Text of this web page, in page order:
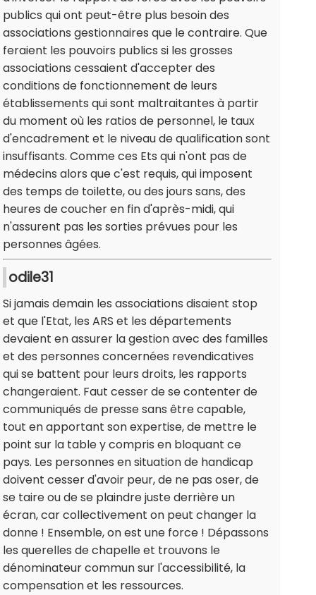
publics qui ont peut-être plus besoin des
associations gestionnaires que le contraire. Que
feraient les pouvoirs publics si les grosses
associations cessaient d'accepter des
conditions de fonctionnement de leurs
établissements qui sont maltraitantes à partir
du moment où les ratios de personnel, le taux
d'encadrement et le niveau de qualification sont
insuffisants. Comme ces Ets qui n'ont pas de
médecins alors que c'est requis, qui imposent
des temps de toilette, ou des jours sans, des
heures de coucher en fin d'après-midi, qui
n'assurent pas les sorties prévues pour les
personnes âgées.
odile31
Si jamais demain les associations disaient stop
et que l'Etat, les ARS et les départements
devaient en assurer la gestion avec des familles
et des personnes concernées revendicatives
qui se battent pour leurs droits, les rapports
changeraient. Faut cesser de se contenter de
communiqués de presse sans être capable,
tout en apportant son expertise, de mettre le
point sur la table y compris en bloquant ce
pays. Les personnes en situation de handicap
doivent cesser d'avoir peur, de ne pas oser, de
se taire ou de se plaindre juste derrière un
écran, car collectivement on peut changer la
donne ! Ensemble, on est une force ! Dépassons
les querelles de chapelle et trouvons le
dénominateur commun sur l'accessibilité, la
compensation et les ressources.